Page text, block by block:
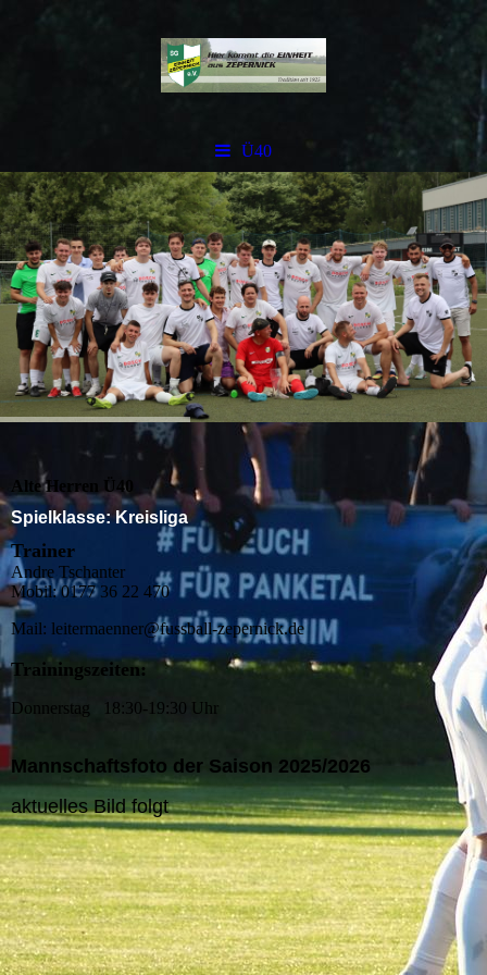
Ü40
Alte Herren Ü40
Spielklasse:Kreisliga
Trainer
Andre Tschanter
Mobil: 0177 36 22 470
Mail: leitermaenner@fussball-zepernick.de
Trainingszeiten:
Donnerstag 18:30-19:30 Uhr
Mannschaftsfoto der Saison 2025/2026
aktuelles Bild folgt